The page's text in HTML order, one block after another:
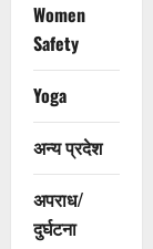
Women
Safety
Yoga
अन्य प्रदेश
अपराध/
दुर्घटना